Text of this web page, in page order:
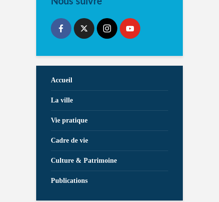
Accueil
La ville
Vie pratique
Cadre de vie
Culture & Patrimoine
Publications